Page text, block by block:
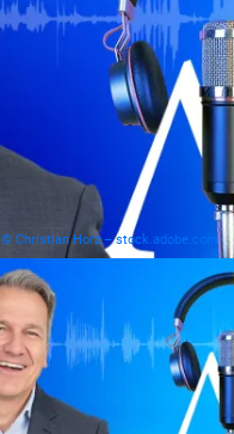
© Christian Horz – stock.adobe.com